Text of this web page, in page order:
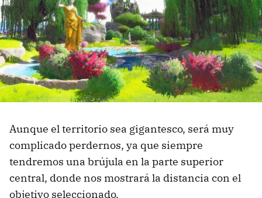
Aunque el territorio sea gigantesco, será muy
complicado perdernos, ya que siempre
tendremos una brújula en la parte superior
central, donde nos mostrará la distancia con el
objetivo seleccionado.